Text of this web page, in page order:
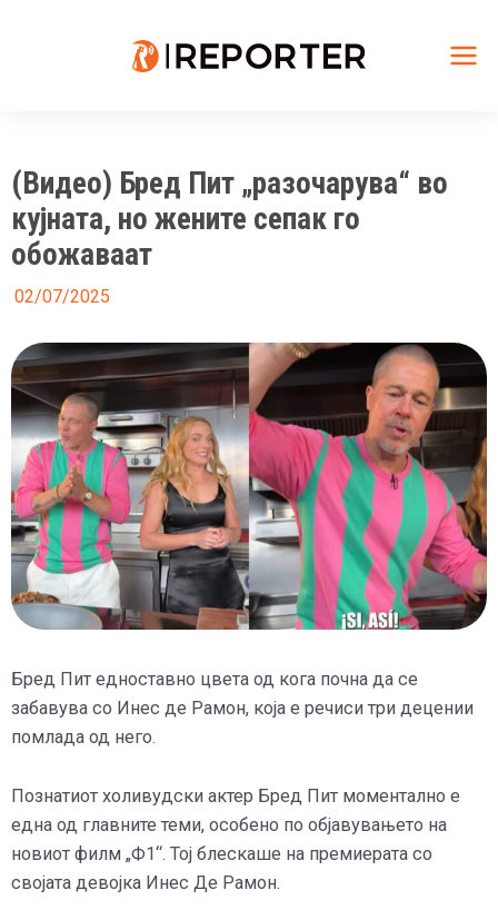
(Видео) Бред Пит „разочарува“ во
кујната, но жените сепак го
обожаваат
02/07/2025
Бред Пит едноставно цвета од кога почна да се
забавува со Инес де Рамон, која е речиси три децении
помлада од него.
Познатиот холивудски актер Бред Пит моментално е
една од главните теми, особено по објавувањето на
новиот филм „Ф1“. Тој блескаше на премиерата со
својата девојка Инес Де Рамон.